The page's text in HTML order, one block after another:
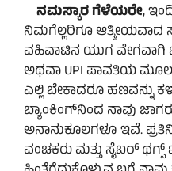
ನಮಸ್ಕಾರ ಗೆಳೆಯರೇ,
ನಿಮಗೆಲ್ಲರಿಗೂ ಆತ್ಮೀಯವಾದ
ವಹಿವಾಟಿನ ಯುಗ ವೇಗವಾಗಿ
ಅಥವಾ UPI ಪಾವತಿಯ
ಎಲ್ಲಿ ಬೇಕಾದರೂ ಹಣವನ್ನು
ಬ್ಯಾಂಕಿಂಗ್‌ನಿಂದ ನಾವು
ಅನಾನುಕೂಲಗಳೂ ಇವೆ.
ವಂಚಕರು ಮತ್ತು ಸೈಬರ್